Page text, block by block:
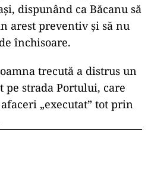
dispunând ca Băcanu să
arest preventiv și să nu
închisoare.
trecută a distrus un
pe strada Portului, care
„executat” tot prin